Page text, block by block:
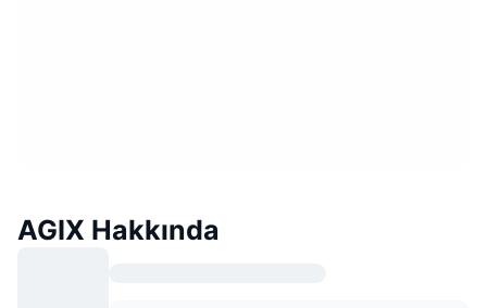
AGIX Hakkında